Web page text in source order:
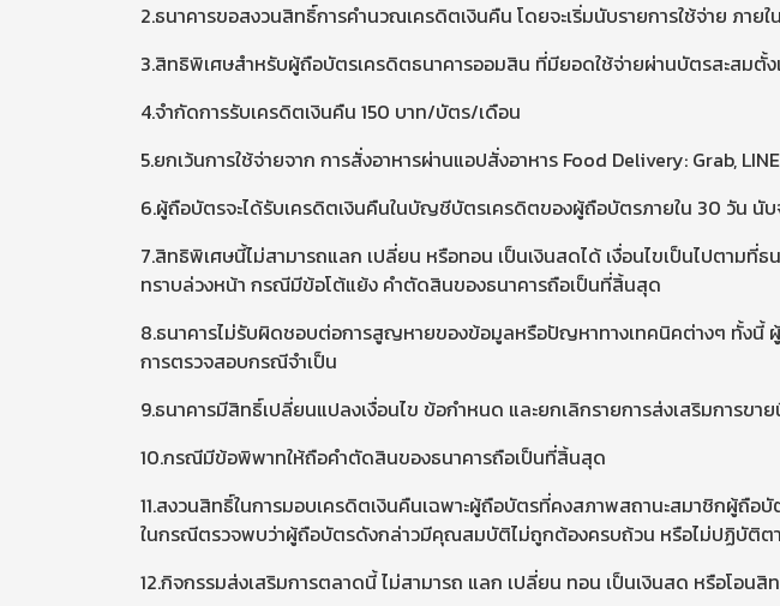
2.ธนาคารขอสงวนสิทธิ์การคำนวณเครดิตเงินคืน โดยจะเริ่มนับรายการใช้จ่าย ภาย
3.สิทธิพิเศษสำหรับผู้ถือบัตรเครดิตธนาคารออมสิน ที่มียอดใช้จ่ายผ่านบัตรสะสมตั้
4.จำกัดการรับเครดิตเงินคืน 150 บาท/บัตร/เดือน
5.ยกเว้นการใช้จ่ายจาก การสั่งอาหารผ่านแอปสั่งอาหาร Food Delivery: Grab,
6.ผู้ถือบัตรจะได้รับเครดิตเงินคืนในบัญชีบัตรเครดิตของผู้ถือบัตรภายใน 30 วัน นั
7.สิทธิพิเศษนี้ไม่สามารถแลก เปลี่ยน หรือทอน เป็นเงินสดได้ เงื่อนไขเป็นไปตามที่
ทราบล่วงหน้า กรณีมีข้อโต้แย้ง คำตัดสินของธนาคารถือเป็นที่สิ้นสุด
8.ธนาคารไม่รับผิดชอบต่อการสูญหายของข้อมูลหรือปัญหาทางเทคนิคต่างๆ ทั้งนี้
การตรวจสอบกรณีจำเป็น
9.ธนาคารมีสิทธิ์เปลี่ยนแปลงเงื่อนไข ข้อกำหนด และยกเลิกรายการส่งเสริมการ
10.กรณีมีข้อพิพาทให้ถือคำตัดสินของธนาคารถือเป็นที่สิ้นสุด
11.สงวนสิทธิ์ในการมอบเครดิตเงินคืนเฉพาะผู้ถือบัตรที่คงสภาพสถานะสมาชิกผู้ถือ
ในกรณีตรวจพบว่าผู้ถือบัตรดังกล่าวมีคุณสมบัติไม่ถูกต้องครบถ้วน หรือไม่ปฏิบัติตา
12.กิจกรรมส่งเสริมการตลาดนี้ ไม่สามารถ แลก เปลี่ยน ทอน เป็นเงินสด หรือโอนสิ